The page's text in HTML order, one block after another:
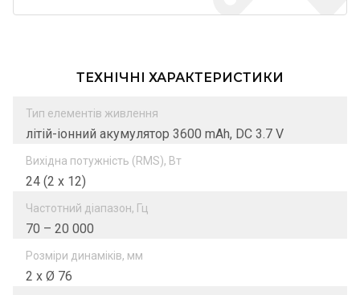
ТЕХНІЧНІ ХАРАКТЕРИСТИКИ
Тип елементів живлення
літій-іонний акумулятор 3600 mAh, DC 3.7 V
Вихідна потужність (RMS), Вт
24 (2 х 12)
Частотний діапазон, Гц
70 – 20 000
Розміри динаміків, мм
2 х Ø 76